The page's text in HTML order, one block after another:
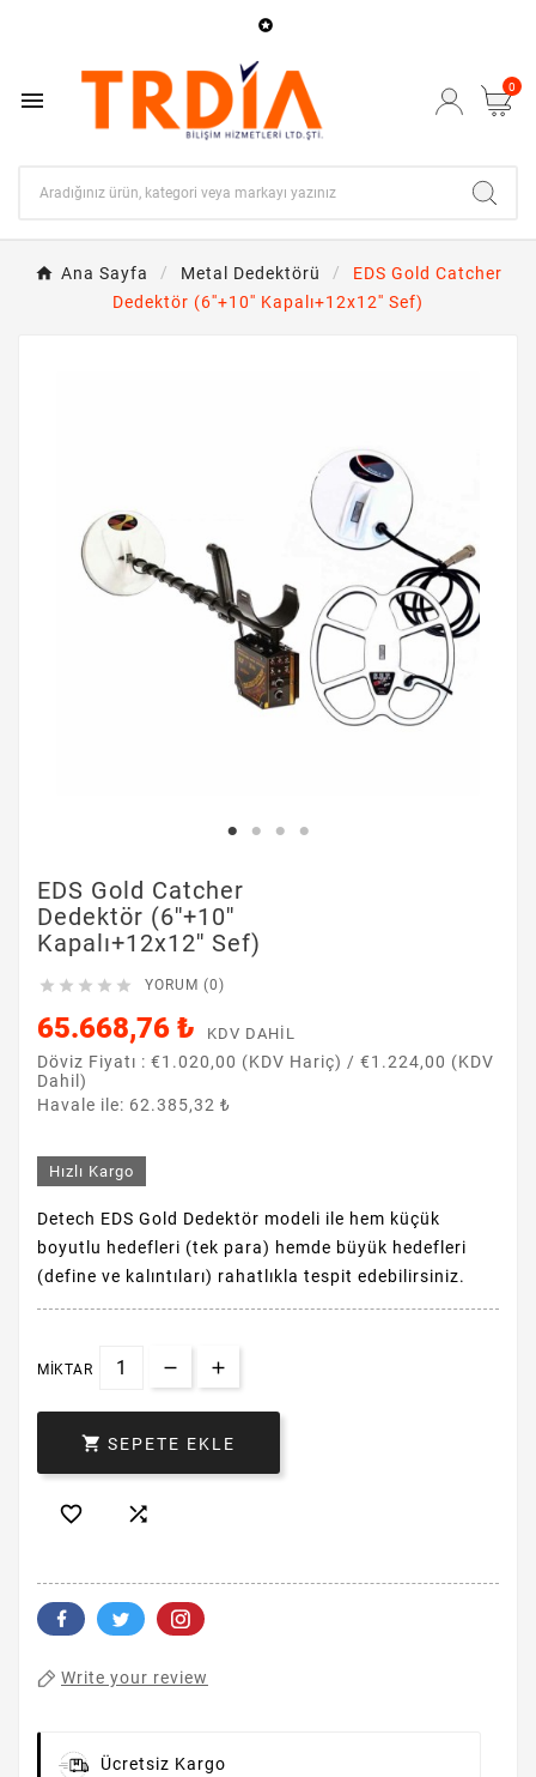

 0
Ana Sayfa Metal Dedektörü
EDS Gold Catcher
Dedektör (6''+10'' Kapalı+12x12'' Sef)
EDS Gold Catcher
Dedektör (6''+10''
Kapalı+12x12'' Sef)
     YORUM (0)
65.668,76 ₺ KDV DAHIL
Döviz Fiyatı : €1.020,00 (KDV Hariç) / €1.224,00 (KDV
Dahil)
Havale ile: 62.385,32 ₺
Hızlı Kargo
Detech EDS Gold Dedektör modeli ile hem küçük
boyutlu hedefleri (tek para) hemde büyük hedefleri
(define ve kalıntıları) rahatlıkla tespit edebilirsiniz.
MIKTAR
 SEPETE EKLE
 
Write your review
Ücretsiz Kargo